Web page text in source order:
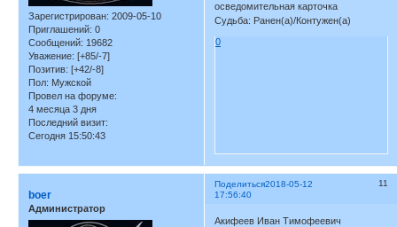
Зарегистрирован: 2009-05-10
Приглашений: 0
Сообщений: 19682
Уважение: [+85/-7]
Позитив: [+42/-8]
Пол: Мужской
Провел на форуме:
4 месяца 3 дня
Последний визит:
Сегодня 15:50:43
осведомительная карточка
Судьба: Ранен(а)/Контужен(а)
0
Поделиться 11
2018-05-12
17:56:40
boer
Администратор
Акифеев Иван Тимофеевич